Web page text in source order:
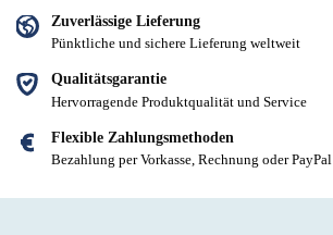
Zuverlässige Lieferung
Pünktliche und sichere Lieferung weltweit
Qualitätsgarantie
Hervorragende Produktqualität und Service
Flexible Zahlungsmethoden
Bezahlung per Vorkasse, Rechnung oder PayPal